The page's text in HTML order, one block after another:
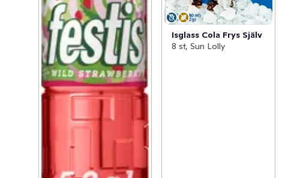
Isglass Cola Frys Själv
8 st, Sun Lolly